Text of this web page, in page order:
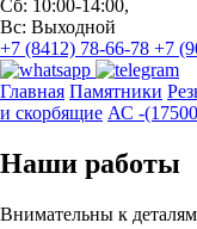
Сб: 10:00-14:00,
Вс: Выходной
+7 (8412) 78-66-78 +7
Главная Памятники
и скорбящие АС -
Наши работы
Внимательны к